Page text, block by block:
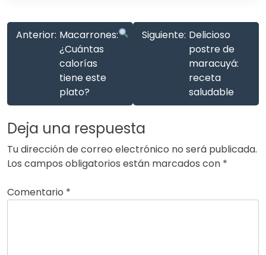
Anterior: Macarrones:
¿Cuántas
calorías
tiene este
plato?
Siguiente: Delicioso
postre de
maracuyá:
receta
saludable
Deja una respuesta
Tu dirección de correo electrónico no será publicada.
Los campos obligatorios están marcados con *
Comentario *